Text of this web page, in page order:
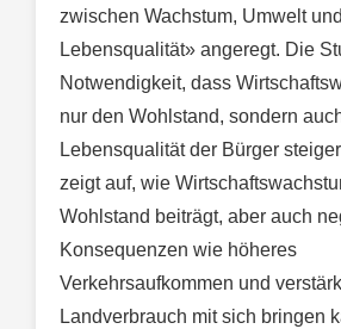
zwischen Wachstum, Umwelt und
Lebensqualität» angeregt. Die
Notwendigkeit, dass
nur den Wohlstand, sondern
Lebensqualität der Bürger
zeigt auf, wie
Wohlstand beiträgt, aber auch
Konsequenzen wie höheres
Verkehrsaufkommen und
Landverbrauch mit sich bringen